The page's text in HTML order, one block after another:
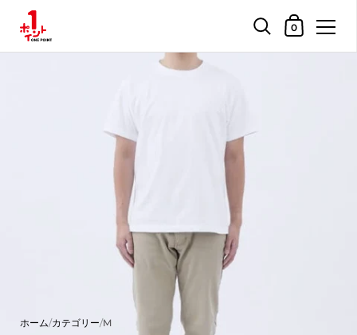
ショッピング
0
ホーム/カテゴリー/M